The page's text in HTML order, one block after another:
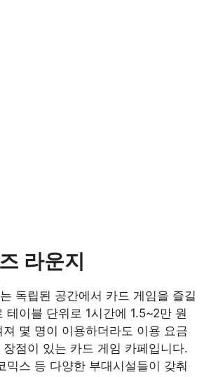
라운지
독립된 공간에서 카드 게임을 즐길
테이블 단위로 1시간에 1.5~2만 원
몇 명이 이용하더라도 이용 요금
점이 있는 카드 게임 카페입니다.
믹스 등 다양한 부대시설들이 갖춰